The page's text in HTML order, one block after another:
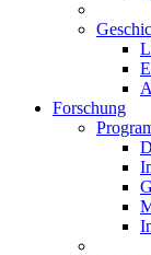
Forschung